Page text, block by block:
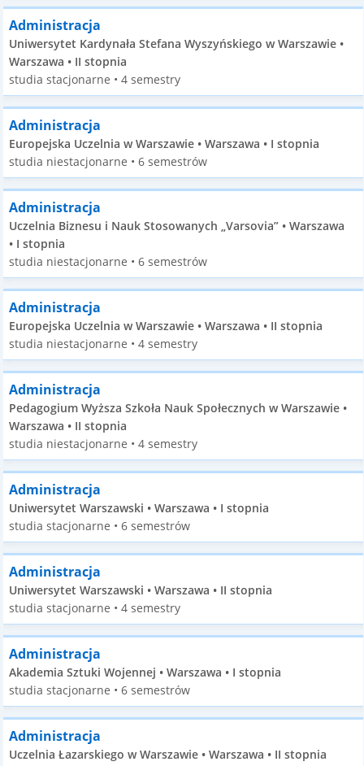
Administracja
Uniwersytet Kardynała Stefana Wyszyńskiego w Warszawie •
Warszawa • II stopnia
studia stacjonarne • 4 semestry
Administracja
Europejska Uczelnia w Warszawie • Warszawa • I stopnia
studia niestacjonarne • 6 semestrów
Administracja
Uczelnia Biznesu i Nauk Stosowanych „Varsovia” • Warszawa
• I stopnia
studia niestacjonarne • 6 semestrów
Administracja
Europejska Uczelnia w Warszawie • Warszawa • II stopnia
studia niestacjonarne • 4 semestry
Administracja
Pedagogium Wyższa Szkoła Nauk Społecznych w Warszawie •
Warszawa • II stopnia
studia niestacjonarne • 4 semestry
Administracja
Uniwersytet Warszawski • Warszawa • I stopnia
studia stacjonarne • 6 semestrów
Administracja
Uniwersytet Warszawski • Warszawa • II stopnia
studia stacjonarne • 4 semestry
Administracja
Akademia Sztuki Wojennej • Warszawa • I stopnia
studia stacjonarne • 6 semestrów
Administracja
Uczelnia Łazarskiego w Warszawie • Warszawa • II stopnia